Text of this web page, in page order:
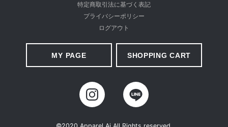
特定商取引法に基づく表記
プライバシーポリシー
ログアウト
MY PAGE SHOPPING CART